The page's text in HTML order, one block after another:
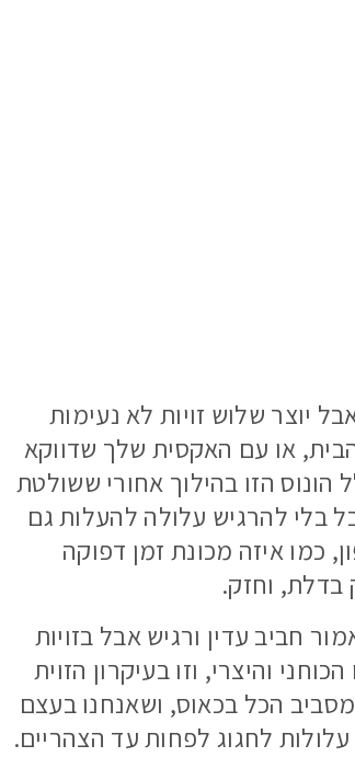
יוצר שלוש זויות לא נעימות
או עם האקסית שלך שדווקא
הזו בהילוך אחורי ששולטת
בלי להרגיש עלולה להעלות גם
כמו איזה מכונת זמן דפוקה
בדלת, וחזק.
חביב עדין ורגיש אבל בזויות
והיצרי, וזו בעיקרון הזוית
הכל בכאוס, ושאנחנו בעצם
לחגוג לפחות עד הצהריים.